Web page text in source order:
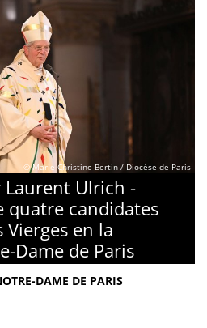
© Marie-Christine Bertin / Diocèse de Paris
Laurent Ulrich -
quatre candidates
Vierges en la
Dame de Paris
DAME DE PARIS